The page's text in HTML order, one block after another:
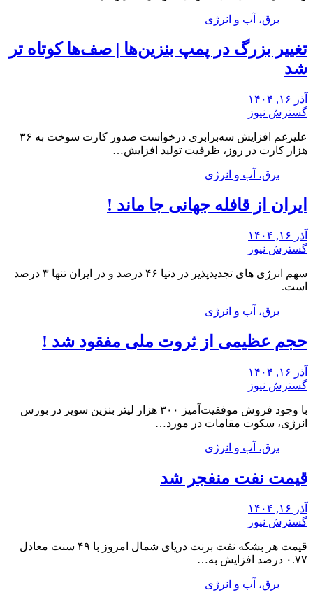
برق، آب و انرژی
تغییر بزرگ در پمپ بنزین‌ها | صف‌ها کوتاه تر
شد
آذر ۱۶, ۱۴۰۴
گسترش نیوز
علیرغم افزایش سه‌برابری درخواست صدور کارت سوخت به ۳۶
هزار کارت در روز، ظرفیت تولید افزایش…
برق، آب و انرژی
ایران از قافله جهانی جا ماند !
آذر ۱۶, ۱۴۰۴
گسترش نیوز
سهم انرژی های تجدیدپذیر در دنیا ۴۶ درصد و در ایران تنها ۳ درصد
است.
برق، آب و انرژی
حجم عظیمی از ثروت ملی مفقود شد !
آذر ۱۶, ۱۴۰۴
گسترش نیوز
با وجود فروش موفقیت‌آمیز ۳۰۰ هزار لیتر بنزین سوپر در بورس
انرژی، سکوت مقامات در مورد…
برق، آب و انرژی
قیمت نفت منفجر شد
آذر ۱۶, ۱۴۰۴
گسترش نیوز
قیمت هر بشکه نفت برنت دریای شمال امروز با ۴۹ سنت معادل
۰.۷۷ درصد افزایش به…
برق، آب و انرژی